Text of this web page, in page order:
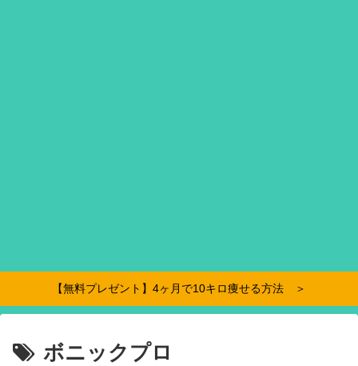
【無料プレゼント】4ヶ月で10キロ痩せる方法 ＞
ボニックプロ